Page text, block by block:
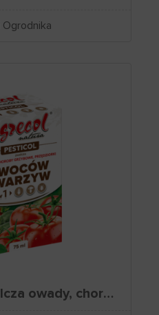
PESTICOL – zwalcza owady, choroby grzybowe i przędziorki